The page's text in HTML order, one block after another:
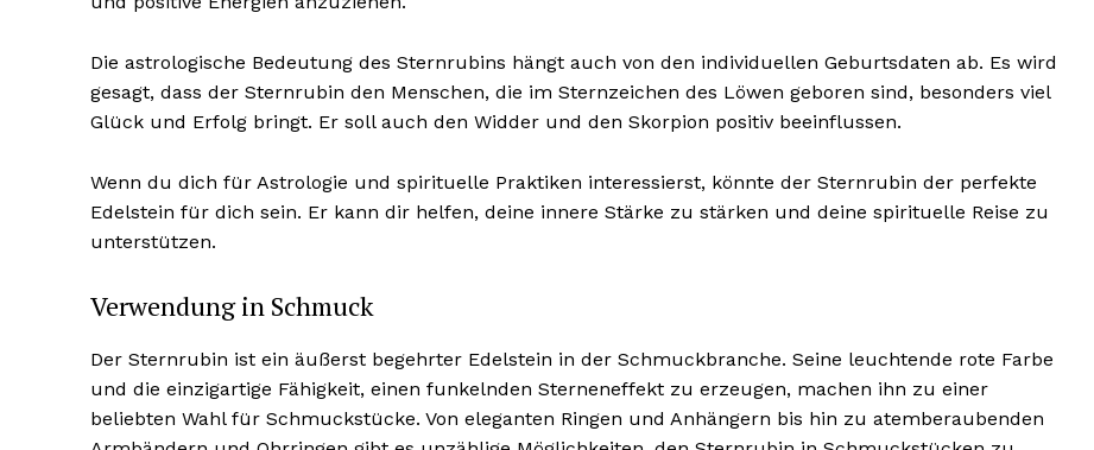
Die astrologische Bedeutung des Sternrubins hängt auch von den individuellen Geburtsdaten ab. Es wird
gesagt, dass der Sternrubin den Menschen, die im Sternzeichen des Löwen geboren sind, besonders viel
Glück und Erfolg bringt. Er soll auch den Widder und den Skorpion positiv beeinflussen.
Wenn du dich für Astrologie und spirituelle Praktiken interessierst, könnte der Sternrubin der perfekte
Edelstein für dich sein. Er kann dir helfen, deine innere Stärke zu stärken und deine spirituelle Reise zu
unterstützen.
Verwendung in Schmuck
Der Sternrubin ist ein äußerst begehrter Edelstein in der Schmuckbranche. Seine leuchtende rote Farbe
und die einzigartige Fähigkeit, einen funkelnden Sterneneffekt zu erzeugen, machen ihn zu einer
beliebten Wahl für Schmuckstücke. Von eleganten Ringen und Anhängern bis hin zu atemberaubenden